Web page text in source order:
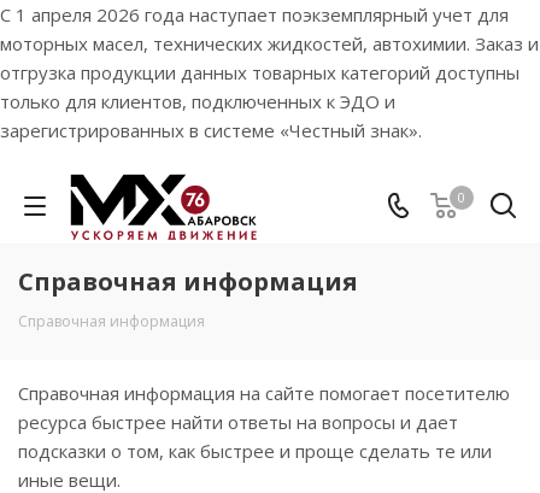
С 1 апреля 2026 года наступает поэкземплярный учет для
моторных масел, технических жидкостей, автохимии. Заказ и
отгрузка продукции данных товарных категорий доступны
только для клиентов, подключенных к ЭДО и
зарегистрированных в системе «Честный знак».
0
Справочная информация
Справочная информация
Справочная информация на сайте помогает посетителю
ресурса быстрее найти ответы на вопросы и дает
подсказки о том, как быстрее и проще сделать те или
иные вещи.